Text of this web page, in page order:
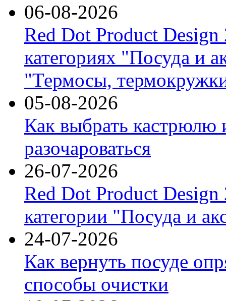
06-08-2026
Red Dot Product Design
категориях "Посуда и
"Термосы,
05-08-2026
Как выбрать кастрюлю
разочароваться
26-07-2026
Red Dot Product Design
категории "Посуда и
24-07-2026
Как вернуть посуде
способы очистки